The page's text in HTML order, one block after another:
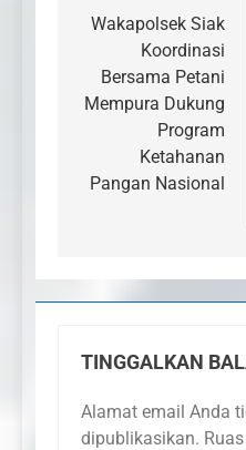
pos
Wakapolsek Siak
Koordinasi
Bersama Petani
Mempura Dukung
Program
Ketahanan
Pangan Nasional
TINGGALKAN
Alamat email Anda
dipublikasikan.